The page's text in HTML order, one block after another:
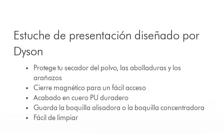
Estuche de presentación diseñado por
Dyson
Protege tu secador del polvo, las abolladuras y los
arañazos
Cierre magnético para un fácil acceso
Acabado en cuero PU duradero
Guarda la boquilla alisadora o la boquilla concentradora
Fácil de limpiar